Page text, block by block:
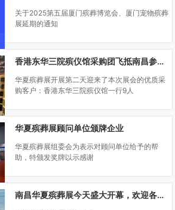
关于2025第五届厦门殡葬博览会、厦门宠物殡葬
展延期的通知
香港东华三院殡仪馆采购团飞抵南昌参观华夏殡葬展
华夏殡葬展开展第二天迎来了本次展会的优质采
购客户：香港东华三院殡仪馆一行9人
华夏殡葬展顾问单位颁牌企业
华夏殡葬展组委会为表示对顾问单位给予的帮
助，特颁发奖牌以示感谢
南昌华夏殡葬展今天盛大开幕，欢迎各位莅临指导